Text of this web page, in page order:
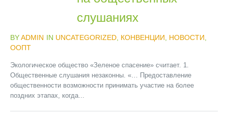
слушаниях
BYADMIN IN UNCATEGORIZED КОНВЕНЦИИ НОВОСТИ
ООПТ
Экологическое общество «Зеленое спасение» считает. 1.
Общественные слушания незаконны. «… Предоставление
общественности возможности принимать участие на более
поздних этапах, когда...